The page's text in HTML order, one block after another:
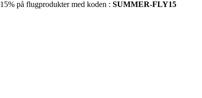
15% på flugprodukter med koden : SUMMER-FLY15